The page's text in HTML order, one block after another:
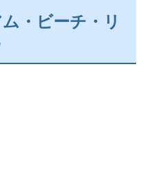
・ビーチ・リ